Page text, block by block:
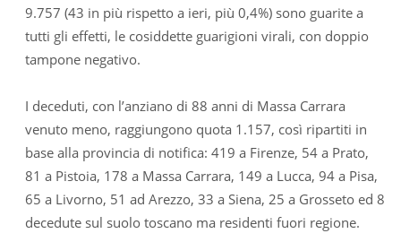
9.757 (43 in più rispetto a ieri, più 0,4%) sono guarite a
tutti gli effetti, le cosiddette guarigioni virali, con doppio
tampone negativo.
I deceduti, con l’anziano di 88 anni di Massa Carrara
venuto meno, raggiungono quota 1.157, così ripartiti in
base alla provincia di notifica: 419 a Firenze, 54 a Prato,
81 a Pistoia, 178 a Massa Carrara, 149 a Lucca, 94 a Pisa,
65 a Livorno, 51 ad Arezzo, 33 a Siena, 25 a Grosseto ed 8
decedute sul suolo toscano ma residenti fuori regione.